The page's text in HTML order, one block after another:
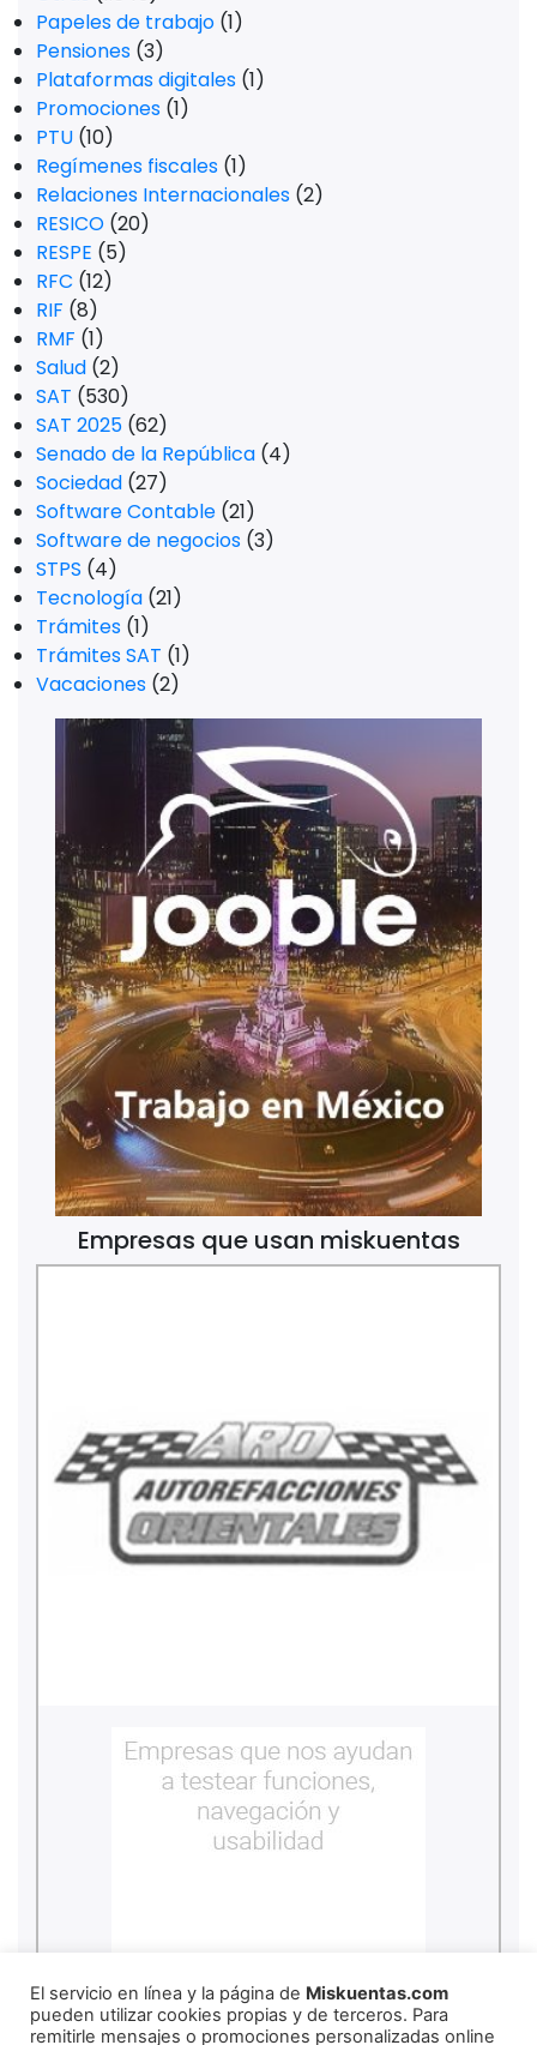
Papeles de trabajo (1)
Pensiones (3)
Plataformas digitales (1)
Promociones (1)
PTU (10)
Regímenes fiscales (1)
Relaciones Internacionales (2)
RESICO (20)
RESPE (5)
RFC (12)
RIF (8)
RMF (1)
Salud (2)
SAT (530)
SAT 2025 (62)
Senado de la República (4)
Sociedad (27)
Software Contable (21)
Software de negocios (3)
STPS (4)
Tecnología (21)
Trámites (1)
Trámites SAT (1)
Vacaciones (2)
Empresas que usan miskuentas
El servicio en línea y la página de Miskuentas.com
pueden utilizar cookies propias y de terceros. Para
remitirle mensajes o promociones personalizadas online